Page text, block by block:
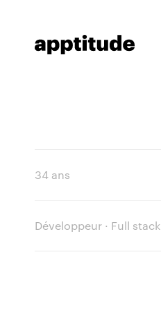
34 ans
Développeur · Full stack